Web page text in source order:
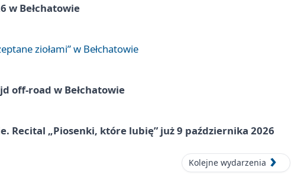
w Bełchatowie
ziołami” w Bełchatowie
off‑road w Bełchatowie
Recital „Piosenki, które lubię” już 9 października 2026
Kolejne wydarzenia